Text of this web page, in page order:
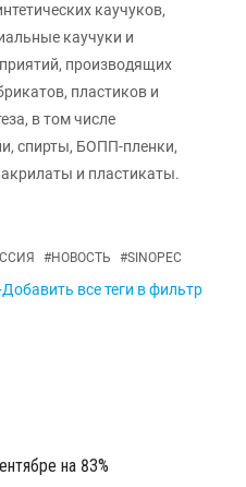
каучуков,
каучуки и
производящих
пластиков и
в том числе
спирты, БОПП-пленки,
и пластикаты.
#НОВОСТЬ #SINOPEC
все теги в фильтр
на 83%